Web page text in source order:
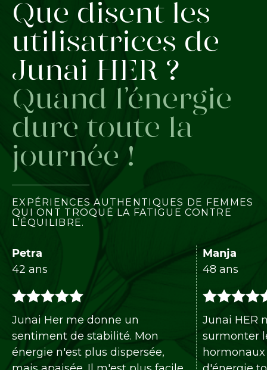
Que disent les
utilisatrices de
Junai HER ?
Quand l’énergie
dure toute la
journée !
EXPÉRIENCES AUTHENTIQUES DE FEMMES
QUI ONT TROQUÉ LA FATIGUE CONTRE
L’ÉQUILIBRE.
donne un
stabilité. Mon
plus dispersée,
Junai HER m'a aidée à
surmonter les
hormonaux et à rester